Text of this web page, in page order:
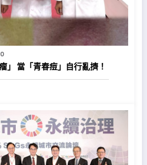
0
」 當「青春痘」自行亂擠！